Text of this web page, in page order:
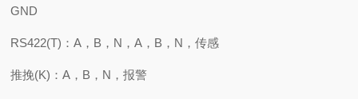
GND
RS422(T)：A，B，N，A，B，N，传感
推挽(K)：A，B，N，报警